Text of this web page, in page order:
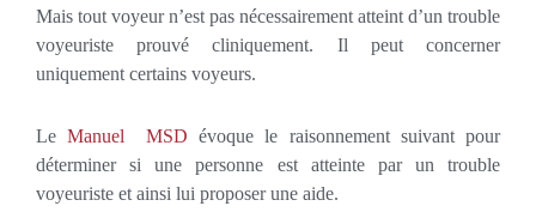
Mais tout voyeur n’est pas nécessairement atteint d’un trouble
voyeuriste prouvé cliniquement. Il peut concerner
uniquement certains voyeurs.
Le Manuel MSD évoque le raisonnement suivant pour
déterminer si une personne est atteinte par un trouble
voyeuriste et ainsi lui proposer une aide.